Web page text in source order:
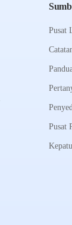
Pusat
Pusat